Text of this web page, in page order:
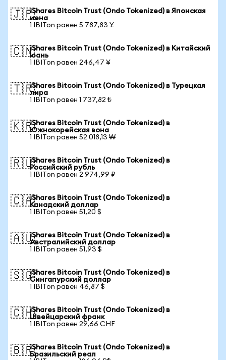
🇯🇵iShares Bitcoin Trust (Ondo Tokenized) в Японская
иена
1 IBITon равен 5 787,83 ¥
🇨🇳iShares Bitcoin Trust (Ondo Tokenized) в Китайский
юань
1 IBITon равен 246,47 ¥
🇹🇷iShares Bitcoin Trust (Ondo Tokenized) в Турецкая
лира
1 IBITon равен 1 737,82 ₺
🇰🇷iShares Bitcoin Trust (Ondo Tokenized) в
Южнокорейская вона
1 IBITon равен 52 018,13 ₩
🇷🇺iShares Bitcoin Trust (Ondo Tokenized) в
Российский рубль
1 IBITon равен 2 974,99 ₽
🇨🇦iShares Bitcoin Trust (Ondo Tokenized) в
Канадский доллар
1 IBITon равен 51,20 $
🇦🇺iShares Bitcoin Trust (Ondo Tokenized) в
Австралийский доллар
1 IBITon равен 51,93 $
🇸🇬iShares Bitcoin Trust (Ondo Tokenized) в
Сингапурский доллар
1 IBITon равен 46,87 $
🇨🇭iShares Bitcoin Trust (Ondo Tokenized) в
Швейцарский франк
1 IBITon равен 29,66 CHF
🇧🇷iShares Bitcoin Trust (Ondo Tokenized) в
Бразильский реал